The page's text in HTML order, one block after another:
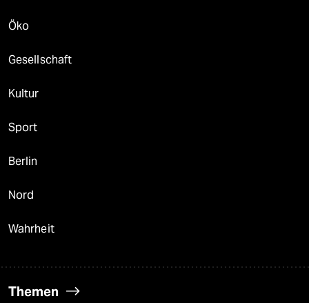
Öko
Gesellschaft
Kultur
Sport
Berlin
Nord
Wahrheit
Themen